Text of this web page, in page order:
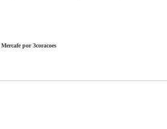
Mercafe por 3coracoes